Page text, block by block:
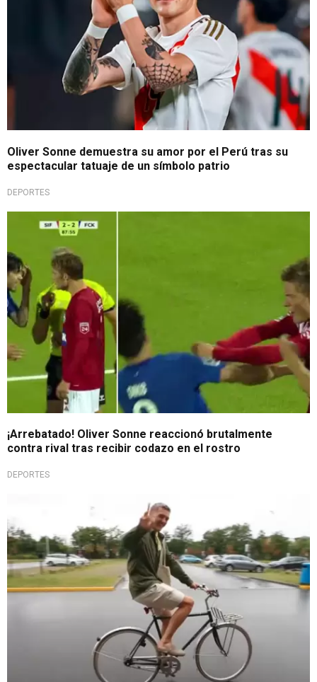
Oliver Sonne demuestra su amor por el Perú tras su
espectacular tatuaje de un símbolo patrio
DEPORTES
¡Peruano que se respeta!
¡Arrebatado! Oliver Sonne reaccionó brutalmente
contra rival tras recibir codazo en el rostro
DEPORTES